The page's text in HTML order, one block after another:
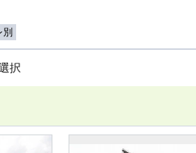
択